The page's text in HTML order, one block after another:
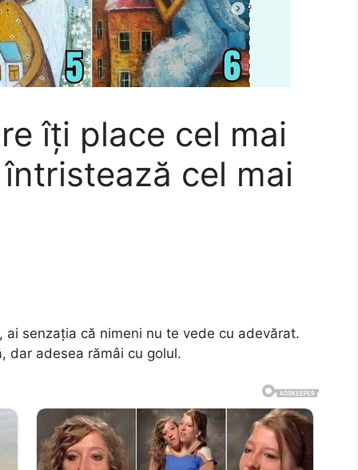
îți place cel mai
cel mai
senzația că nimeni nu te vede cu adevărat.
dar adesea rămâi cu golul.